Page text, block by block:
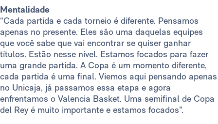
Mentalidade
“Cada partida e cada torneio é diferente. Pensamos
apenas no presente. Eles são uma daquelas equipes
que você sabe que vai encontrar se quiser ganhar
títulos. Estão nesse nível. Estamos focados para fazer
uma grande partida. A Copa é um momento diferente,
cada partida é uma final. Viemos aqui pensando apenas
no Unicaja, já passamos essa etapa e agora
enfrentamos o Valencia Basket. Uma semifinal de Copa
del Rey é muito importante e estamos focados”.